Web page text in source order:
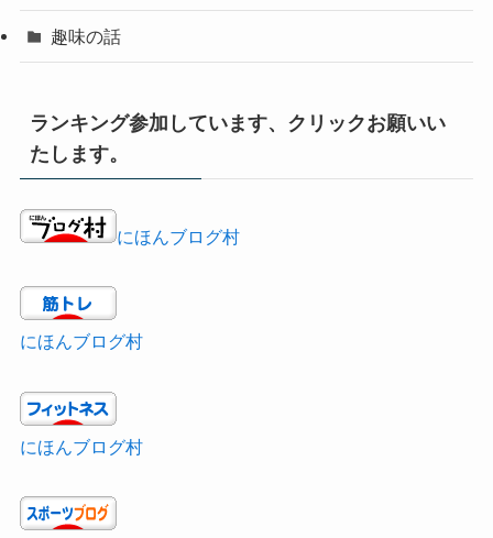
趣味の話
ランキング参加しています、クリックお願いい
たします。
にほんブログ村
にほんブログ村
にほんブログ村